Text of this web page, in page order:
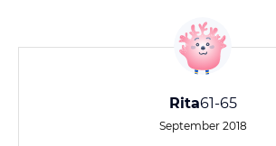
Rita61-65
September 2018